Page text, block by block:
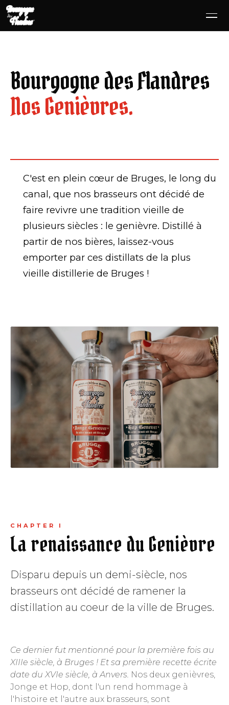
SE RENDRE AU CONTENU
Bourgogne des Flandres
Nos Genièvres.
C'est en plein cœur de Bruges, le long du
canal, que nos brasseurs ont décidé de
faire revivre une tradition vieille de
plusieurs siècles : le genièvre. Distillé à
partir de nos bières, laissez-vous
emporter par ces distillats de la plus
vieille distillerie de Bruges !
CHAPTER I
La renaissance du Genièvre
Disparu depuis un demi-siècle, nos
brasseurs ont décidé de ramener la
distillation au coeur de la ville de Bruges.
Ce dernier fut mentionné pour la première fois au
XIIIe siècle, à Bruges ! Et sa première recette écrite
date du XVIe siècle, à Anvers. Nos deux genièvres,
Jonge et Hop, dont l'un rend hommage à
l'histoire et l'autre aux brasseurs, sont